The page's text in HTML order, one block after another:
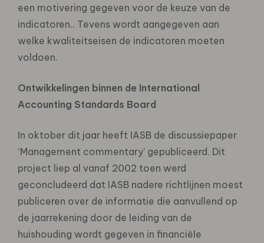
een motivering gegeven voor de keuze van de
indicatoren.. Tevens wordt aangegeven aan
welke kwaliteitseisen de indicatoren moeten
voldoen.
Ontwikkelingen binnen de International
Accounting Standards Board
In oktober dit jaar heeft IASB de discussiepaper
‘Management commentary’ gepubliceerd. Dit
project liep al vanaf 2002 toen werd
geconcludeerd dat IASB nadere richtlijnen moest
publiceren over de informatie die aanvullend op
de jaarrekening door de leiding van de
huishouding wordt gegeven in financiële